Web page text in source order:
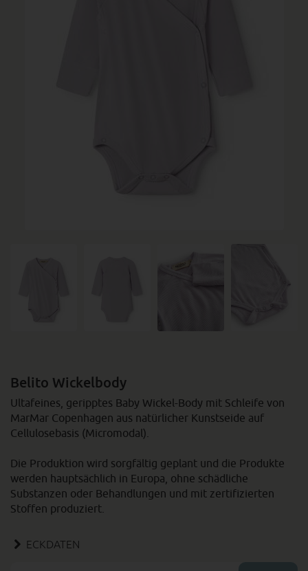
Belito Wickelbody
Ultafeines, geripptes Baby Wickel-Body mit Schleife von
MarMar Copenhagen aus natürlicher Kunstseide auf
Cellulosebasis (Micromodal).
Die Produktion wird sorgfältig geplant und die Produkte
werden hauptsächlich in Europa, ohne schädliche
Substanzen oder Behandlungen und mit zertifizierten
Stoffen produziert.
ECKDATEN